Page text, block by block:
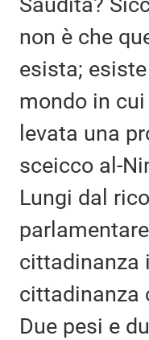
non è che
esista;
mondo in
levata una
sceicco al-
Lungi dal
cittadinanza
cittadinanza
Due pesi e